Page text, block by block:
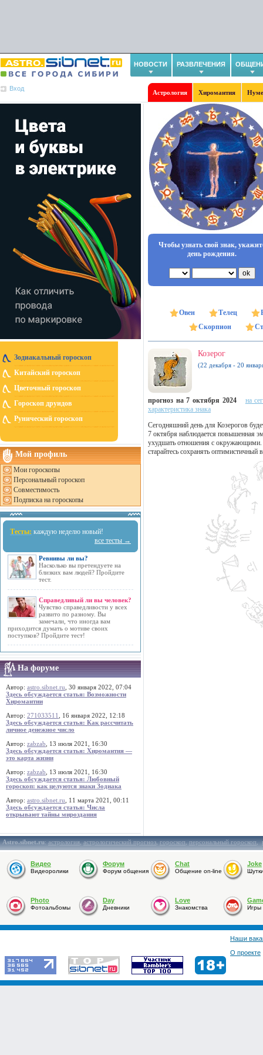
НОВОСТИ РАЗВЛЕЧЕНИЯ
Вход
Астрология Хиромантия
Зодиакальный гороскоп
Китайский гороскоп
Цветочный гороскоп
Гороскоп друидов
Рунический гороскоп
Мой профиль
Мои гороскопы
Персональный гороскоп
Совместимость
Подписка на гороскопы
Тесты: каждую неделю новый!
все тесты →
Ревнивы ли вы?
Насколько вы претендуете на
близких вам людей? Пройдите
тест.
Справедливый ли вы человек?
Чувство справедливости у всех
развито по разному. Вы
замечали, что иногда вам
приходится думать о мотиве своих
поступков? Пройдите тест!
На форуме
Автор: astro.sibnet.ru , 30 января 2022, 07:04
Здесь обсуждается статья: Возможности
Хиромантии
Автор: 271033511
, 16 января 2022, 12:18
Здесь обсуждается статья: Как рассчитать
личное денежное число
Автор: zabzab , 13 июля 2021, 16:30
Здесь обсуждается статья: Хиромантия —
это карта жизни
Автор: zabzab , 13 июля 2021, 16:30
Здесь обсуждается статья: Любовный
гороскоп: как целуются знаки Зодиака
Автор: astro.sibnet.ru , 11 марта 2021, 00:11
Здесь обсуждается статья: Числа
открывают тайны мироздания
Чтобы узнать свой знак,
день рождения.
Овен Телец
Скорпион
Козерог
(22 декабря - 20
прогноз на 7 октября 2024
на
характеристика знака
Сегодняшний день для Козерогов
7 октября наблюдается повышенная
ухудшать отношения с
старайтесь сохранять оптимистичный
Astro.sibnet.ru:астрология,астрологический прогноз,гороскоп,персональный гороскоп,
Видео
Видеоролики
Форум
Форум общения
Chat
Общение on-line
Joke
Photo
Фотоальбомы
Day
Дневники
Love
Знакомства Игры
Наши
О проекте